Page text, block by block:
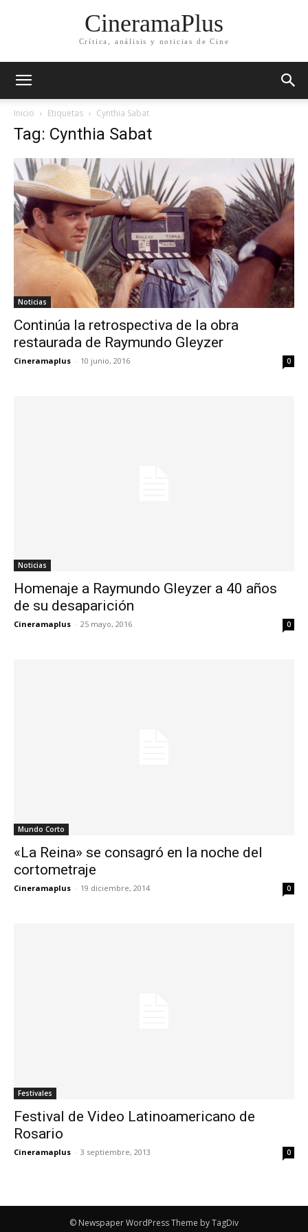
CineramaPlus
Crítica, análisis y noticias de Cine
Inicio Etiquetas Cynthia Sabat
Tag: Cynthia Sabat
Noticias
Continúa la retrospectiva de la obra
restaurada de Raymundo Gleyzer
Cineramaplus - 10 junio, 2016 0
Noticias
Homenaje a Raymundo Gleyzer a 40 años
de su desaparición
Cineramaplus - 25 mayo, 2016 0
Mundo Corto
«La Reina» se consagró en la noche del
cortometraje
Cineramaplus - 19 diciembre, 2014 0
Festivales
Festival de Video Latinoamericano de
Rosario
Cineramaplus - 3 septiembre, 2013 0
© Newspaper WordPress Theme by TagDiv